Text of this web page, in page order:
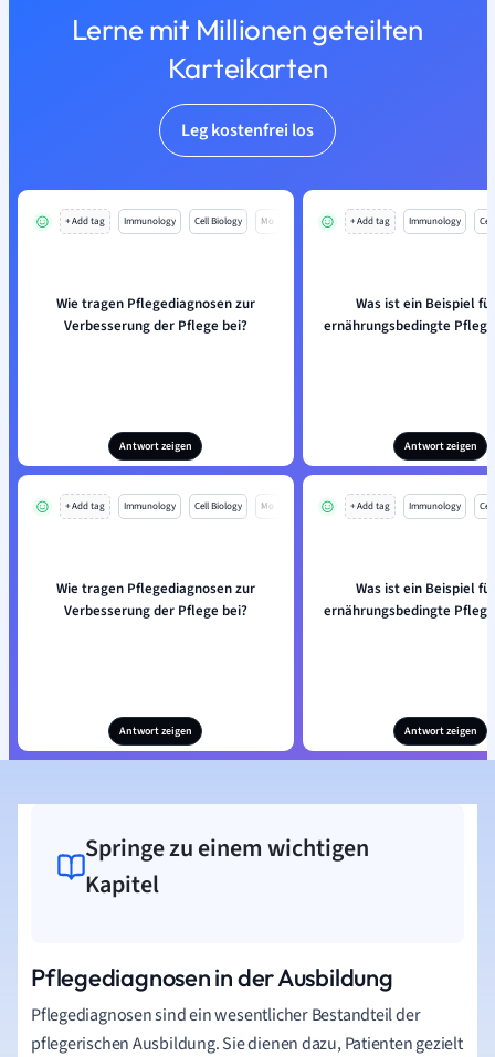
Lerne mit Millionen geteilten
Karteikarten
Leg kostenfrei los
+ Add tag Immunology Cell Biology Mo
Wie tragen Pflegediagnosen zur
Verbesserung der Pflege bei?
Antwort zeigen
+ Add tag Immunology
Was ist ein Beispiel
ernährungsbedingte
Antwort zeigen
+ Add tag Immunology Cell Biology Mo
Wie tragen Pflegediagnosen zur
Verbesserung der Pflege bei?
Antwort zeigen
+ Add tag Immunology
Was ist ein Beispiel
ernährungsbedingte
Antwort zeigen
Springe zu einem wichtigen
Kapitel
Pflegediagnosen in der Ausbildung
Pflegediagnosen sind ein wesentlicher Bestandteil der
pflegerischen Ausbildung. Sie dienen dazu, Patienten gezielt